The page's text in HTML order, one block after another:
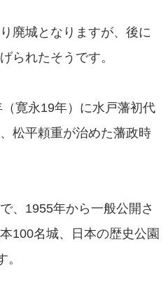
廃城となりますが、後に
られたそうです。
寛永19年）に水戸藩初代
松平頼重が治めた藩政時
、1955年から一般公開さ
100名城、日本の歴史公園